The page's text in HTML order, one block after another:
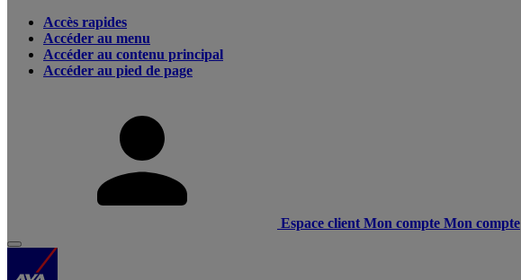
Accès rapides
Accéder au menu
Accéder au contenu principal
Accéder au pied de page
Espace client Mon compte Mon compte